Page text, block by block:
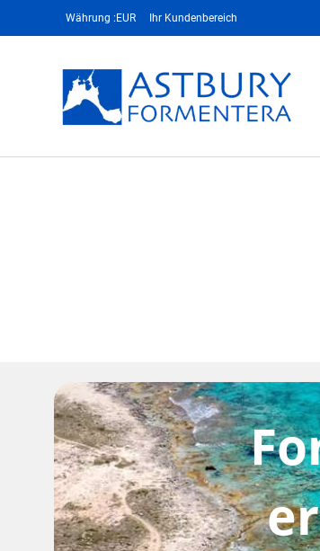
Währung :EUR Ihr Kundenbereich